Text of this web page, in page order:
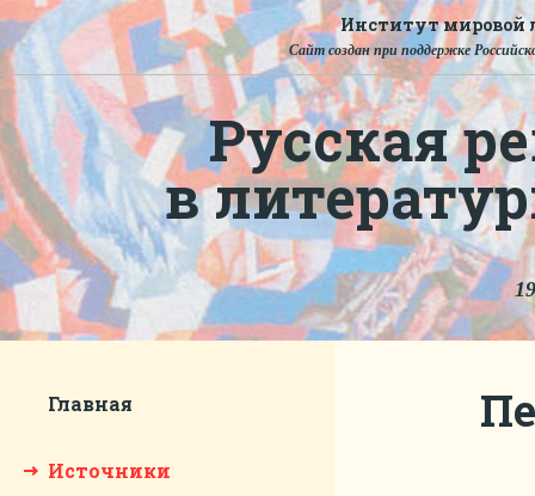
Институт мировой
Сайт создан при поддержке
Русская
в
Главная
Источники